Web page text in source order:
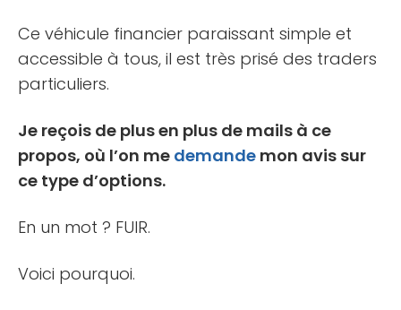
Ce véhicule financier paraissant simple et
accessible à tous, il est très prisé des traders
particuliers.
Je reçois de plus en plus de mails à ce
propos, où l’on me demande mon avis sur
ce type d’options.
En un mot ? FUIR.
Voici pourquoi.